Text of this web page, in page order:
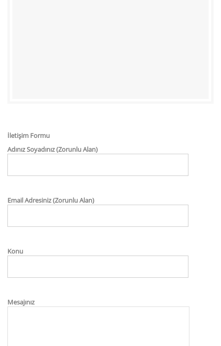
İletişim Formu
Adınız Soyadınız (Zorunlu Alan)
Email Adresiniz (Zorunlu Alan)
Konu
Mesajınız